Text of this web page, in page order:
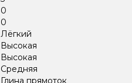
0
0
Лёгкий
Высокая
Высокая
Средняя
Глина прямоток